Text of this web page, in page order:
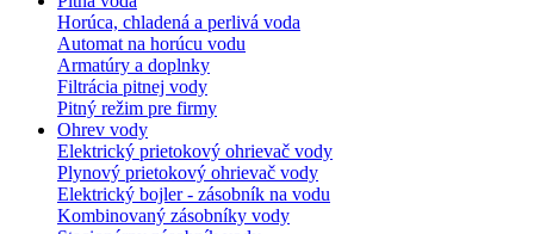
Horúca, chladená a perlivá voda
Automat na horúcu vodu
Armatúry a doplnky
Filtrácia pitnej vody
Pitný režim pre firmy
Ohrev vody
Elektrický prietokový ohrievač vody
Plynový prietokový ohrievač vody
Elektrický bojler - zásobník na vodu
Kombinovaný zásobníky vody